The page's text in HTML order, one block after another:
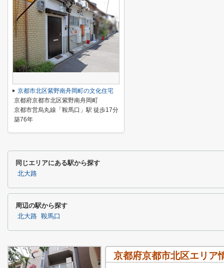
京都市北区紫野南舟岡町の文化住宅
京都府京都市北区紫野南舟岡町
京都市営烏丸線「鞍馬口」駅 徒歩17分
築76年
同じエリアにある駅から探す
北大路
周辺の駅から探す
北大路 鞍馬口
京都府京都市北区エリア